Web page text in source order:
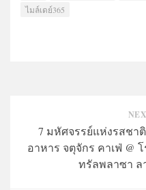
ไมล์เดย์365
7 มหัศจรรย์แห่งรสชา
อาหาร จตุจักร คาเฟ่ @
ทรัลพลาซา ล